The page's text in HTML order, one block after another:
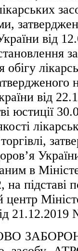
від
від
юстиції
в
на
центр